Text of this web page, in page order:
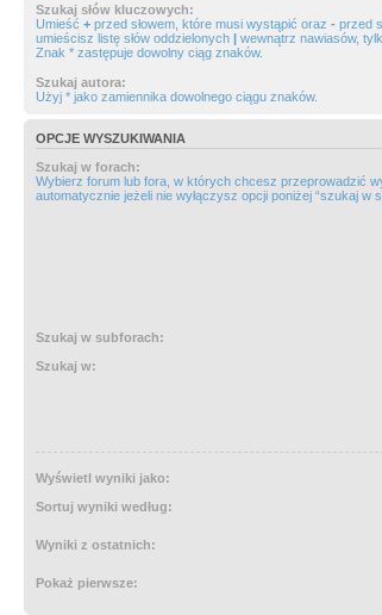
Szukaj słów kluczowych:
Umieść + przed słowem, które musi wystąpić oraz - przed
umieścisz listę słów oddzielonych | wewnątrz nawiasów,
Znak * zastępuje dowolny ciąg znaków.
Szukaj autora:
Użyj * jako zamiennika dowolnego ciągu znaków.
OPCJE WYSZUKIWANIA
Szukaj w forach:
Wybierz forum lub fora, w których chcesz przeprowadzić
automatycznie jeżeli nie wyłączysz opcji poniżej “szukaj w
Szukaj w subforach:
Szukaj w:
Wyświetl wyniki jako:
Sortuj wyniki według:
Wyniki z ostatnich:
Pokaż pierwsze: